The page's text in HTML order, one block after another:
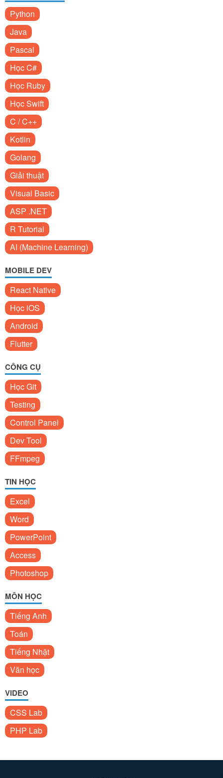
Python
Java
Pascal
Học C#
Học Ruby
Học Swift
C / C++
Kotlin
Golang
Giải thuật
Visual Basic
ASP .NET
R Tutorial
AI (Machine Learning)
MOBILE DEV
React Native
Học iOS
Android
Flutter
CÔNG CỤ
Học Git
Testing
Control Panel
Dev Tool
FFmpeg
TIN HỌC
Excel
Word
PowerPoint
Access
Photoshop
MÔN HỌC
Tiếng Anh
Toán
Tiếng Nhật
Văn học
VIDEO
CSS Lab
PHP Lab